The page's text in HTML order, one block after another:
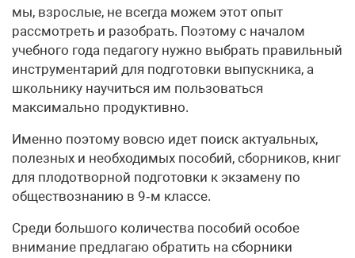
мы, взрослые, не всегда можем этот опыт
рассмотреть и разобрать. Поэтому с началом
учебного года педагогу нужно выбрать правильный
инструментарий для подготовки выпускника, а
школьнику научиться им пользоваться
максимально продуктивно.
Именно поэтому вовсю идет поиск актуальных,
полезных и необходимых пособий, сборников, книг
для плодотворной подготовки к экзамену по
обществознанию в 9‑м классе.
Среди большого количества пособий особое
внимание предлагаю обратить на сборники